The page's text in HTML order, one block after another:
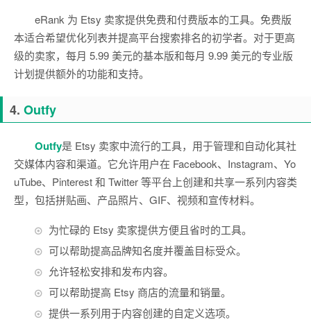
eRank 为 Etsy 卖家提供免费和付费版本的工具。免费版
本适合希望优化列表并提高平台搜索排名的初学者。对于更高
级的卖家，每月 5.99 美元的基本版和每月 9.99 美元的专业版
计划提供额外的功能和支持。
4. Outfy
Outfy是 Etsy 卖家中流行的工具，用于管理和自动化其社
交媒体内容和渠道。它允许用户在 Facebook、Instagram、Yo
uTube、Pinterest 和 Twitter 等平台上创建和共享一系列内容类
型，包括拼贴画、产品照片、GIF、视频和宣传材料。
为忙碌的 Etsy 卖家提供方便且省时的工具。
可以帮助提高品牌知名度并覆盖目标受众。
允许轻松安排和发布内容。
可以帮助提高 Etsy 商店的流量和销量。
提供一系列用于内容创建的自定义选项。